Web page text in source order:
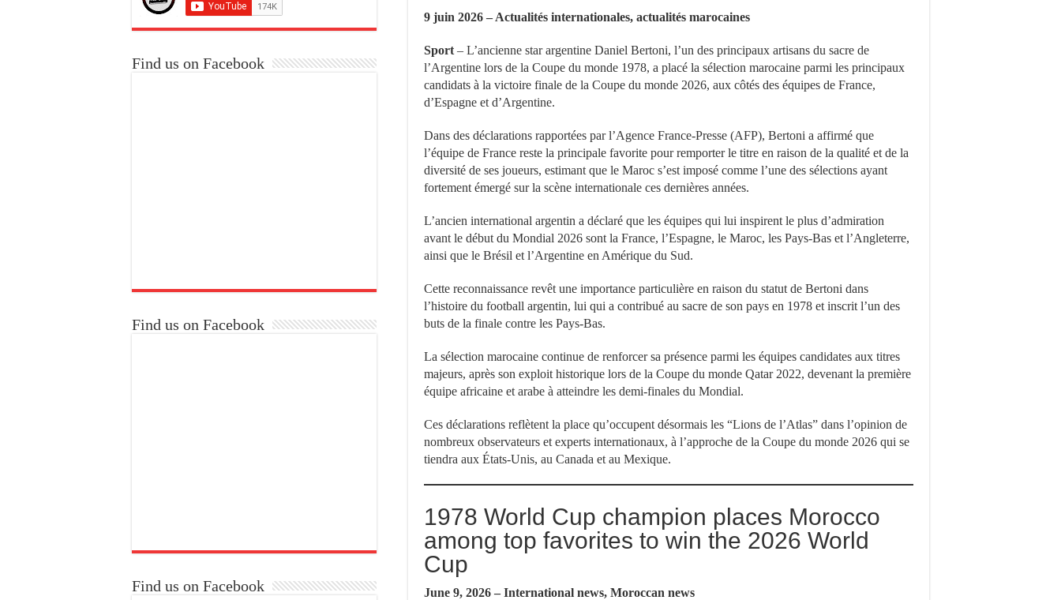
9 juin 2026 – Actualités internationales, actualités marocaines
Sport – L’ancienne star argentine Daniel Bertoni, l’un des principaux artisans du sacre de
l’Argentine lors de la Coupe du monde 1978, a placé la sélection marocaine parmi les principaux
candidats à la victoire finale de la Coupe du monde 2026, aux côtés des équipes de France,
d’Espagne et d’Argentine.
Dans des déclarations rapportées par l’Agence France-Presse (AFP), Bertoni a affirmé que
l’équipe de France reste la principale favorite pour remporter le titre en raison de la qualité et de la
diversité de ses joueurs, estimant que le Maroc s’est imposé comme l’une des sélections ayant
fortement émergé sur la scène internationale ces dernières années.
L’ancien international argentin a déclaré que les équipes qui lui inspirent le plus d’admiration
avant le début du Mondial 2026 sont la France, l’Espagne, le Maroc, les Pays-Bas et l’Angleterre,
ainsi que le Brésil et l’Argentine en Amérique du Sud.
Cette reconnaissance revêt une importance particulière en raison du statut de Bertoni dans
l’histoire du football argentin, lui qui a contribué au sacre de son pays en 1978 et inscrit l’un des
buts de la finale contre les Pays-Bas.
La sélection marocaine continue de renforcer sa présence parmi les équipes candidates aux titres
majeurs, après son exploit historique lors de la Coupe du monde Qatar 2022, devenant la première
équipe africaine et arabe à atteindre les demi-finales du Mondial.
Ces déclarations reflètent la place qu’occupent désormais les “Lions de l’Atlas” dans l’opinion de
nombreux observateurs et experts internationaux, à l’approche de la Coupe du monde 2026 qui se
tiendra aux États-Unis, au Canada et au Mexique.
1978 World Cup champion places Morocco
among top favorites to win the 2026 World
Cup
June 9, 2026 – International news, Moroccan news
Find us on Facebook
Find us on Facebook
Find us on Facebook